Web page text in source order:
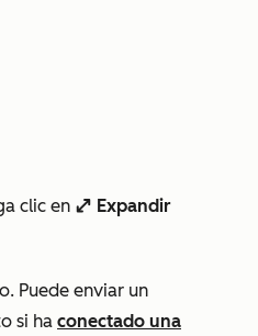
clic en enlarge Expandir
Puede enviar un
si ha conectado una